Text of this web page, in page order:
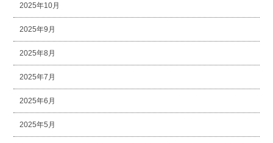
2025年10月
2025年9月
2025年8月
2025年7月
2025年6月
2025年5月